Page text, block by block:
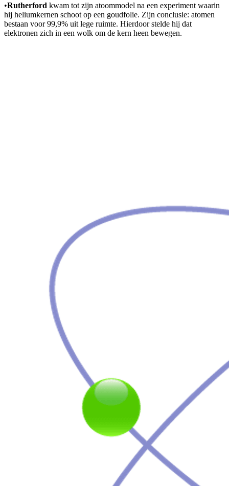
•Rutherford kwam tot zijn atoommodel na een experiment waarin
hij heliumkernen schoot op een goudfolie. Zijn conclusie: atomen
bestaan voor 99,9% uit lege ruimte. Hierdoor stelde hij dat
elektronen zich in een wolk om de kern heen bewegen.